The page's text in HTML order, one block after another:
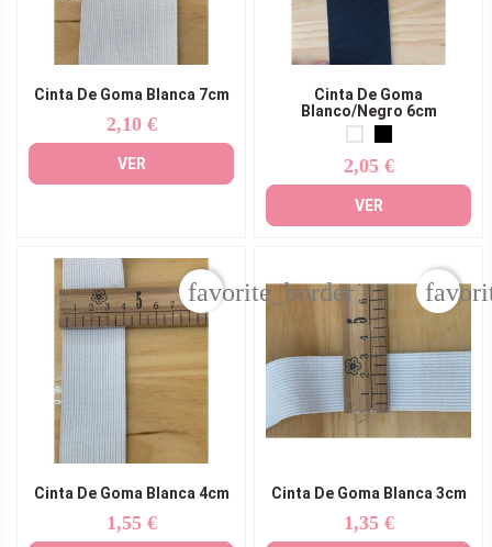
Cinta De Goma Blanca 7cm
Precio
2,10 €
VER
Cinta De Goma
Blanco/Negro 6cm
Precio
2,05 €
VER
Cinta De Goma Blanca 4cm
Precio
1,55 €
favorite_border
Cinta De Goma Blanca 3cm
Precio
1,35 €